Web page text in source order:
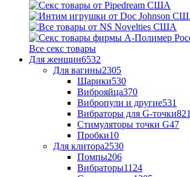
Все секс товары
Для женщин6532
Для вагины2305
Шарики530
Виброяйца370
Вибропули и другие531
Вибраторы для G-точки821
Стимуляторы точки G47
Пробки10
Для клитора2530
Помпы206
Вибраторы1124